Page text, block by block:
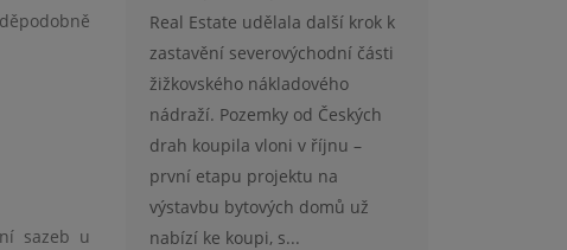
sazeb u
Real Estate udělala další krok k
zastavění severovýchodní části
žižkovského nákladového
nádraží. Pozemky od Českých
drah koupila vloni v říjnu –
první etapu projektu na
výstavbu bytových domů už
nabízí ke koupi, s...